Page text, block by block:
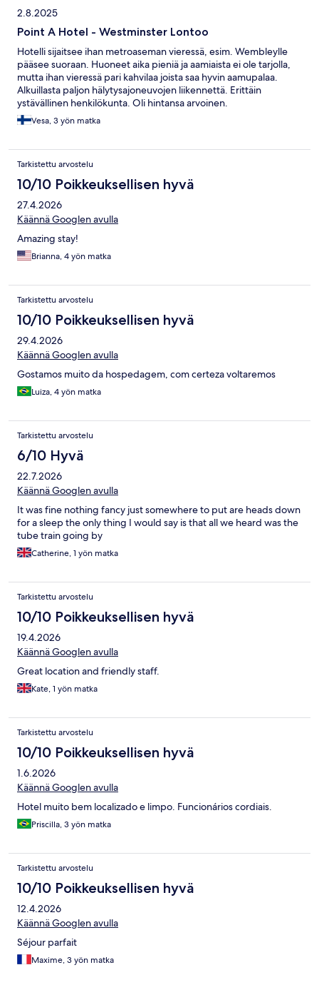
2.8.2025
Point A Hotel - Westminster Lontoo
Hotelli sijaitsee ihan metroaseman vieressä, esim. Wembleylle
pääsee suoraan. Huoneet aika pieniä ja aamiaista ei ole tarjolla,
mutta ihan vieressä pari kahvilaa joista saa hyvin aamupalaa.
Alkuillasta paljon hälytysajoneuvojen liikennettä. Erittäin
ystävällinen henkilökunta. Oli hintansa arvoinen.
Vesa, 3 yön matka
Tarkistettu arvostelu
10/10 Poikkeuksellisen hyvä
27.4.2026
Käännä Googlen avulla
Amazing stay!
Brianna, 4 yön matka
Tarkistettu arvostelu
10/10 Poikkeuksellisen hyvä
29.4.2026
Käännä Googlen avulla
Gostamos muito da hospedagem, com certeza voltaremos
Luiza, 4 yön matka
Tarkistettu arvostelu
6/10 Hyvä
22.7.2026
Käännä Googlen avulla
It was fine nothing fancy just somewhere to put are heads down
for a sleep the only thing I would say is that all we heard was the
tube train going by
Catherine, 1 yön matka
Tarkistettu arvostelu
10/10 Poikkeuksellisen hyvä
19.4.2026
Käännä Googlen avulla
Great location and friendly staff.
Kate, 1 yön matka
Tarkistettu arvostelu
10/10 Poikkeuksellisen hyvä
1.6.2026
Käännä Googlen avulla
Hotel muito bem localizado e limpo. Funcionários cordiais.
Priscilla, 3 yön matka
Tarkistettu arvostelu
10/10 Poikkeuksellisen hyvä
12.4.2026
Käännä Googlen avulla
Séjour parfait
Maxime, 3 yön matka